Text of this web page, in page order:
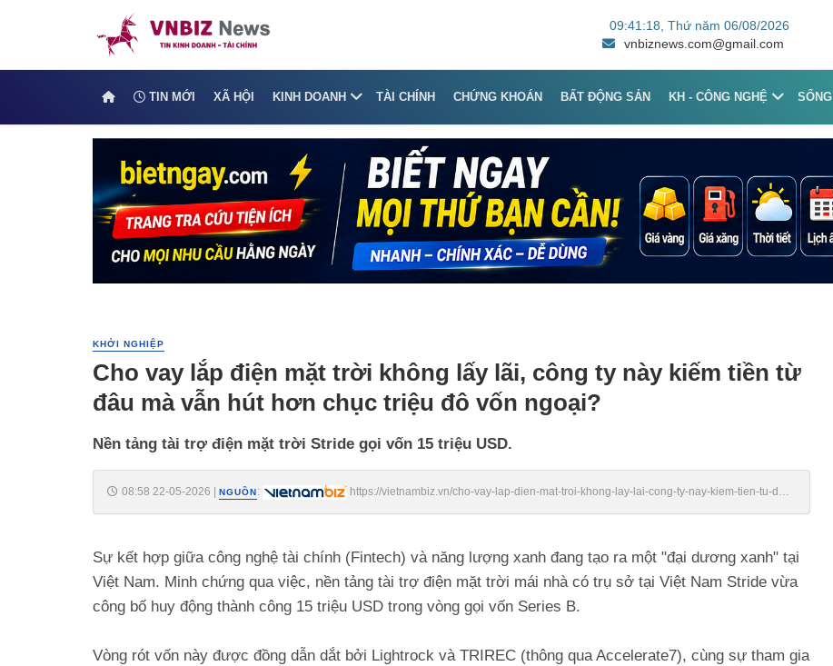
09:41:18 , Thứ năm 06/08/2026
vnbiznews.com@gmail.com
TIN MỚI XÃ HỘI KINH DOANH TÀI CHÍNH CHỨNG KHOÁN BẤT ĐỘNG SẢN KH - CÔNG NGHỆ SỐNG
KHỞI NGHIỆP
Cho vay lắp điện mặt trời không lấy lãi, công ty này kiếm tiền từ
đâu mà vẫn hút hơn chục triệu đô vốn ngoại?
Nền tảng tài trợ điện mặt trời Stride gọi vốn 15 triệu USD.
08:58 22-05-2026 | NGUỒN:
https://vietnambiz.vn/cho-vay-lap-dien-mat-troi-khong-lay-lai-cong-ty-nay-kiem-tien-tu-dau-
Sự kết hợp giữa công nghệ tài chính (Fintech) và năng lượng xanh đang tạo ra một "đại dương xanh" tại
Việt Nam. Minh chứng qua việc, nền tảng tài trợ điện mặt trời mái nhà có trụ sở tại Việt Nam Stride vừa
công bố huy động thành công 15 triệu USD trong vòng gọi vốn Series B.
Vòng rót vốn này được đồng dẫn dắt bởi Lightrock và TRIREC (thông qua Accelerate7), cùng sự tham gia